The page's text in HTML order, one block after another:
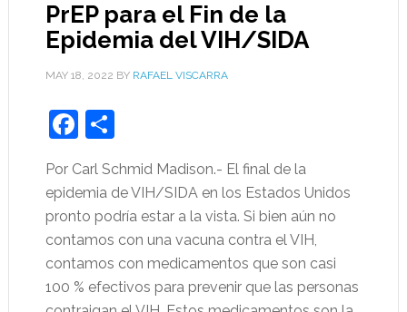
PrEP para el Fin de la
Epidemia del VIH/SIDA
MAY 18, 2022 BY RAFAEL VISCARRA
Facebook
Share
Por Carl Schmid Madison.- El final de la
epidemia de VIH/SIDA en los Estados Unidos
pronto podría estar a la vista. Si bien aún no
contamos con una vacuna contra el VIH,
contamos con medicamentos que son casi
100 % efectivos para prevenir que las personas